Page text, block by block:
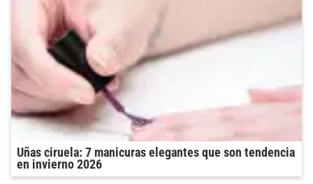
Uñas ciruela: 7 manicuras elegantes que son tendencia
en invierno 2026